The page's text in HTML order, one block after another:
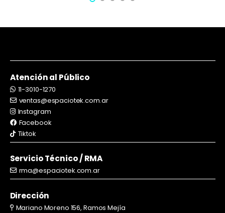
Atención al Público
11-3010-1270
ventas@espaciotek.com.ar
Instagram
Facebook
Tiktok
Servicio Técnico / RMA
rma@espaciotek.com.ar
Dirección
Mariano Moreno 156, Ramos Mejía